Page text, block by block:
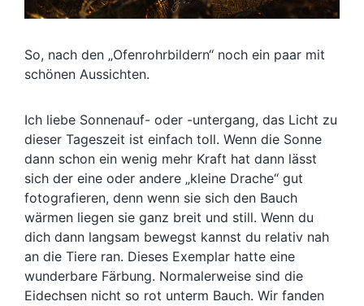
So, nach den „Ofenrohrbildern“ noch ein paar mit
schönen Aussichten.
Ich liebe Sonnenauf- oder -untergang, das Licht zu
dieser Tageszeit ist einfach toll. Wenn die Sonne
dann schon ein wenig mehr Kraft hat dann lässt
sich der eine oder andere „kleine Drache“ gut
fotografieren, denn wenn sie sich den Bauch
wärmen liegen sie ganz breit und still. Wenn du
dich dann langsam bewegst kannst du relativ nah
an die Tiere ran. Dieses Exemplar hatte eine
wunderbare Färbung. Normalerweise sind die
Eidechsen nicht so rot unterm Bauch. Wir fanden